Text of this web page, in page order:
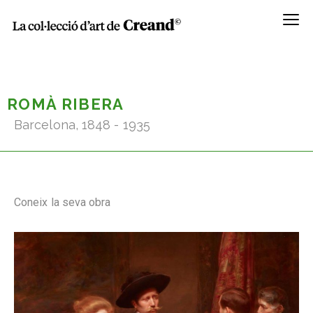
Menú
ROMÀ RIBERA
Barcelona, 1848 - 1935
Coneix la seva obra